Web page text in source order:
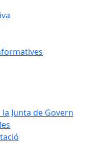
Junta de Govern